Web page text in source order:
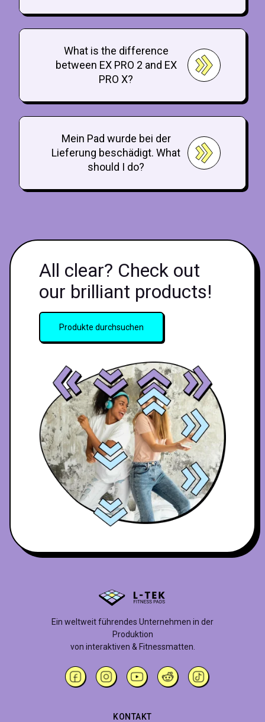
What is the difference
between EX PRO 2 and EX
PRO X?
Mein Pad wurde bei der
Lieferung beschädigt. What
should I do?
All clear? Check out
our brilliant products!
Produkte durchsuchen
Ein weltweit führendes Unternehmen in der
Produktion
von interaktiven & Fitnessmatten.
KONTAKT